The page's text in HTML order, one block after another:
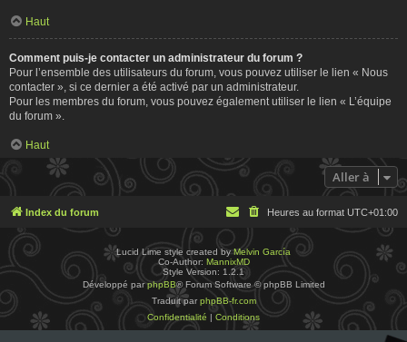
Haut
Comment puis-je contacter un administrateur du forum ?
Pour l’ensemble des utilisateurs du forum, vous pouvez utiliser le lien « Nous
contacter », si ce dernier a été activé par un administrateur.
Pour les membres du forum, vous pouvez également utiliser le lien « L’équipe
du forum ».
Haut
Aller à
Index du forum Heures au format UTC+01:00
Lucid Lime style created byMelvin García
Co-Author: MannixMD
Style Version: 1.2.1
Développé parphpBB® Forum Software © phpBB Limited
Traduit par phpBB-fr.com
Confidentialité | Conditions